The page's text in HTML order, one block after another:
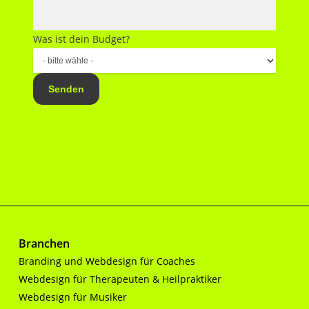
Was ist dein Budget?
Senden
Branchen
Branding und Webdesign für Coaches
Webdesign für Therapeuten & Heilpraktiker
Webdesign für Musiker